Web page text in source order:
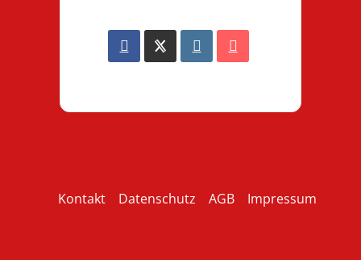
Kontakt Datenschutz AGB Impressum